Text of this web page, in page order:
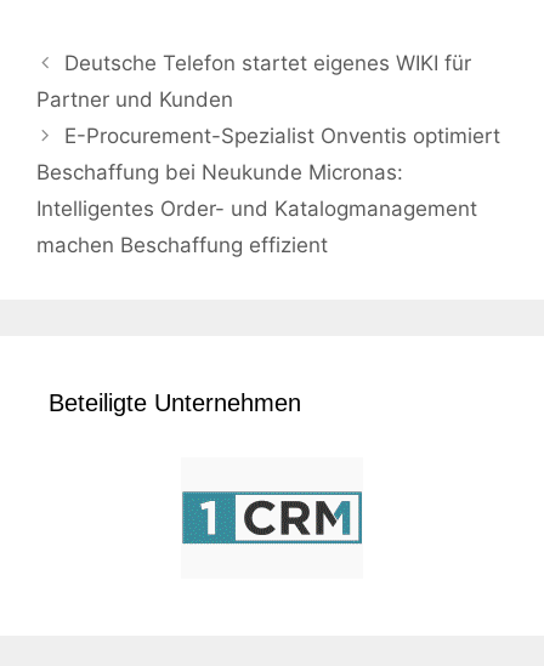
Deutsche Telefon startet eigenes WIKI für
Partner und Kunden
E-Procurement-Spezialist Onventis optimiert
Beschaffung bei Neukunde Micronas:
Intelligentes Order- und Katalogmanagement
machen Beschaffung effizient
Beteiligte Unternehmen